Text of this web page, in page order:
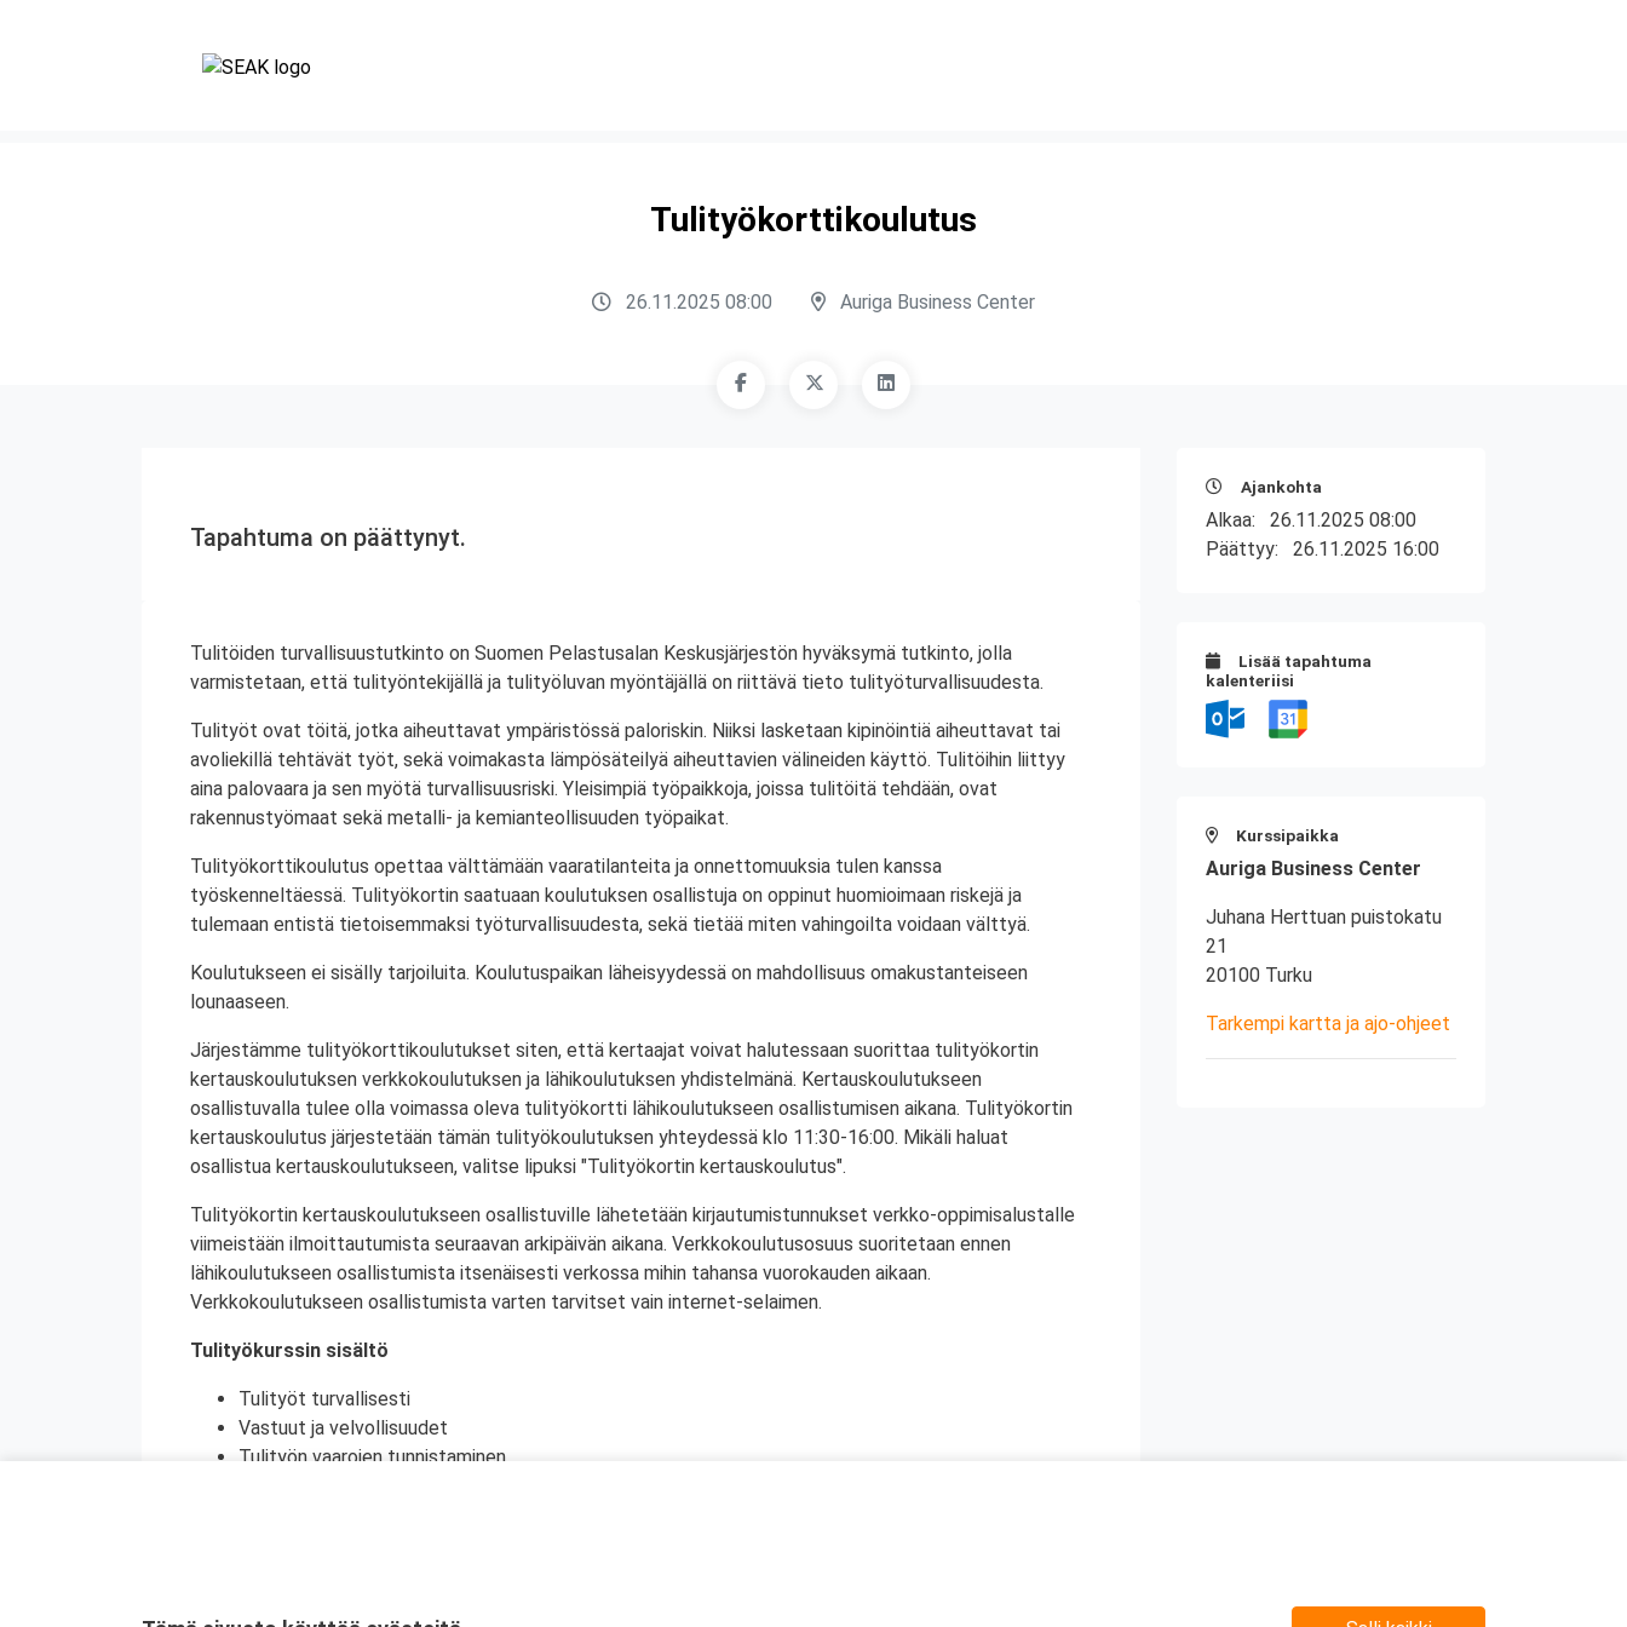
Tulityökorttikoulutus
26.11.2025 08:00 Auriga Business Center
Tapahtuma on päättynyt.
Tulitöiden turvallisuustutkinto on Suomen Pelastusalan Keskusjärjestön hyväksymä tutkinto, jolla
varmistetaan, että tulityöntekijällä ja tulityöluvan myöntäjällä on riittävä tieto tulityöturvallisuudesta.
Tulityöt ovat töitä, jotka aiheuttavat ympäristössä paloriskin. Niiksi lasketaan kipinöintiä aiheuttavat tai
avoliekillä tehtävät työt, sekä voimakasta lämpösäteilyä aiheuttavien välineiden käyttö. Tulitöihin liittyy
aina palovaara ja sen myötä turvallisuusriski. Yleisimpiä työpaikkoja, joissa tulitöitä tehdään, ovat
rakennustyömaat sekä metalli- ja kemianteollisuuden työpaikat.
Tulityökorttikoulutus opettaa välttämään vaaratilanteita ja onnettomuuksia tulen kanssa
työskenneltäessä. Tulityökortin saatuaan koulutuksen osallistuja on oppinut huomioimaan riskejä ja
tulemaan entistä tietoisemmaksi työturvallisuudesta, sekä tietää miten vahingoilta voidaan välttyä.
Koulutukseen ei sisälly tarjoiluita. Koulutuspaikan läheisyydessä on mahdollisuus omakustanteiseen
lounaaseen.
Järjestämme tulityökorttikoulutukset siten, että kertaajat voivat halutessaan suorittaa tulityökortin
kertauskoulutuksen verkkokoulutuksen ja lähikoulutuksen yhdistelmänä. Kertauskoulutukseen
osallistuvalla tulee olla voimassa oleva tulityökortti lähikoulutukseen osallistumisen aikana. Tulityökortin
kertauskoulutus järjestetään tämän tulityökoulutuksen yhteydessä klo 11:30-16:00. Mikäli haluat
osallistua kertauskoulutukseen, valitse lipuksi "Tulityökortin kertauskoulutus".
Tulityökortin kertauskoulutukseen osallistuville lähetetään kirjautumistunnukset verkko-oppimisalustalle
viimeistään ilmoittautumista seuraavan arkipäivän aikana. Verkkokoulutusosuus suoritetaan ennen
lähikoulutukseen osallistumista itsenäisesti verkossa mihin tahansa vuorokauden aikaan.
Verkkokoulutukseen osallistumista varten tarvitset vain internet-selaimen.
Tulityökurssin sisältö
Tulityöt turvallisesti
Vastuut ja velvollisuudet
Tulityön vaarojen tunnistaminen
Tulityökortti on voimassa viisi vuotta. Tulityökortti on voimassa Suomen lisäksi myös Norjassa ja
Ajankohta
Alkaa: 26.11.2025 08:00
Päättyy: 26.11.2025 16:00
Lisää tapahtuma
kalenteriisi
Kurssipaikka
Auriga Business Center
Juhana Herttuan puistokatu
21
20100 Turku
Tarkempi kartta ja ajo-ohjeet